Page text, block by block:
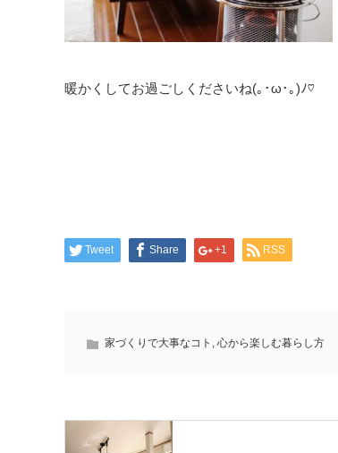
暖かくしてお過ごしくださいね(｡･ω･｡)ﾉ♡
Tweet Share +1 RSS
家づくりで大事なコト , 心から楽しむ暮らし方